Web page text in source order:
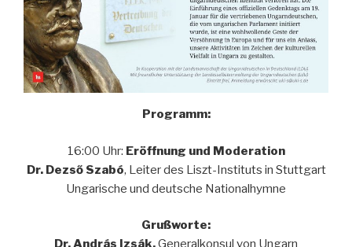
Programm:
16:00 Uhr: Eröffnung und Moderation
Dr. Dezső Szabó, Leiter des Liszt-Instituts in Stuttgart
Ungarische und deutsche Nationalhymne
Grußworte:
Dr. András Izsák,Generalkonsul von Ungarn